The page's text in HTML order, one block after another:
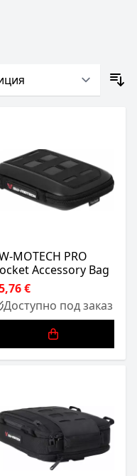
MOTECH PRO
Accessory Bag
€
Доступно под заказ